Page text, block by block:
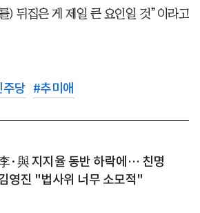
) 뒤집은 게 제일 큰 요인일 것”이라고
주당 #추미애
·與 지지율 동반 하락에… 친명
영진 "법사위 너무 소모적"